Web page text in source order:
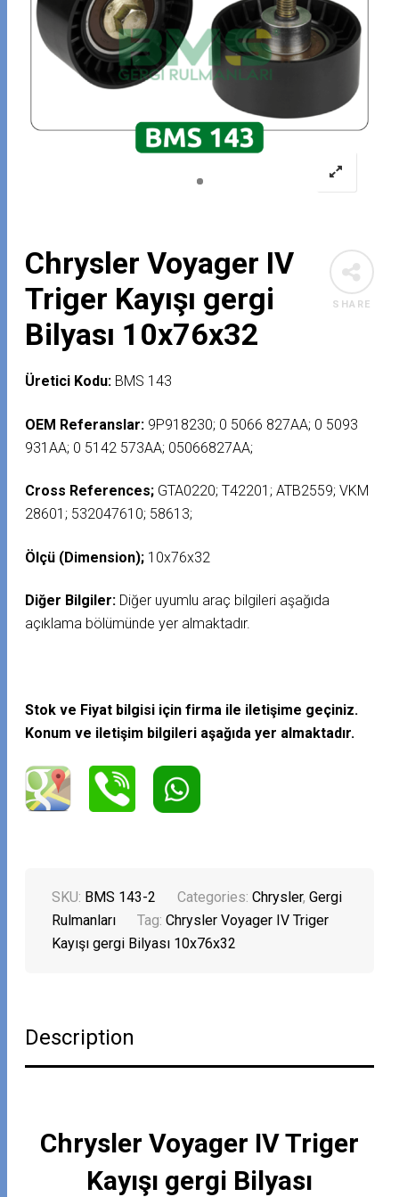
SHARE
Chrysler Voyager IV
Triger Kayışı gergi
Bilyası 10x76x32
Üretici Kodu: BMS 143
OEM Referanslar: 9P918230; 0 5066 827AA; 0 5093
931AA; 0 5142 573AA; 05066827AA;
Cross References; GTA0220; T42201; ATB2559; VKM
28601; 532047610; 58613;
Ölçü (Dimension); 10x76x32
Diğer Bilgiler: Diğer uyumlu araç bilgileri aşağıda
açıklama bölümünde yer almaktadır.
Stok ve Fiyat bilgisi için firma ile iletişime geçiniz.
Konum ve iletişim bilgileri aşağıda yer almaktadır.
SKU: BMS 143-2 Categories:Chrysler,Gergi
Rulmanları
Tag:Chrysler Voyager IV Triger
Kayışı gergi Bilyası 10x76x32
Description
Chrysler Voyager IV Triger
Kayışı gergi Bilyası